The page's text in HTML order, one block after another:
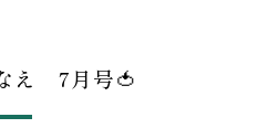
え 7月号🍅